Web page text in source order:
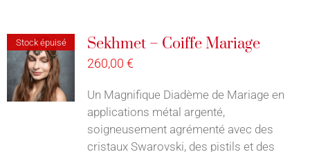
Stock épuisé Sekhmet – Coiffe Mariage
260,00 €
Un Magnifique Diadème de Mariage en
applications métal argenté,
soigneusement agrémenté avec des
cristaux Swarovski, des pistils et des